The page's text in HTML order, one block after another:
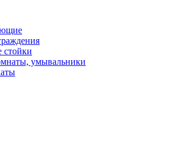
стойки
умывальники